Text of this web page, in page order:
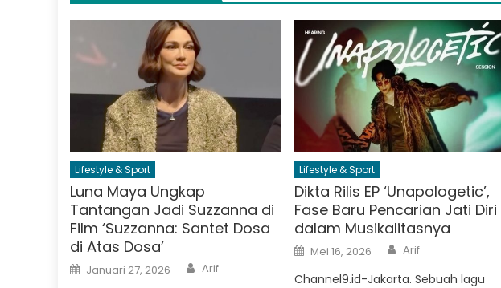
Lifestyle & Sport
Luna Maya Ungkap
Tantangan Jadi Suzzanna di
Film ‘Suzzanna: Santet Dosa
di Atas Dosa’
Posted
on
Januari 27, 2026 Author
Arif
Lifestyle & Sport
Dikta Rilis EP ‘Unapologetic’,
Fase Baru Pencarian Jati Diri
dalam Musikalitasnya
Posted
on
Mei 16, 2026 Author
Arif
Channel9.id-Jakarta. Sebuah lagu